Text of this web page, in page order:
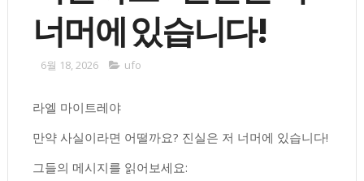
너머에 있습니다!
6월 18, 2026 ufo
라엘 마이트레야
만약 사실이라면 어떨까요? 진실은 저 너머에 있습니다!
그들의 메시지를 읽어보세요: